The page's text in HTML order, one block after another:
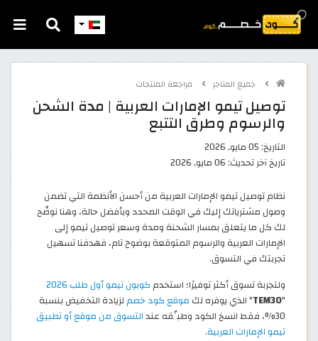
جميع المتاجر مراجعة المنتجات
توصيل تيمو الإمارات العربية | مدة الشحن
والرسوم وطرق التتبع
التاريخ:05 مايو, 2026
تاريخ آخر تحديث:06 مايو, 2026
نظام توصيل تيمو الإمارات العربية من أحسن الأنظمة التي تضمن
وصول مشترياتك إليك في الوقت المحدد وبأفضل حالة، وهنا نوضّح
لك كل ما يتعلق بمسار الشحنة ومدة وسعر توصيل تيمو إلى
الإمارات العربية والرسوم المتوقعة بوضوح تام، فهدفنا تسهيل
تجربتك في التسوق.
ولتجربة تسوق أكثر توفيرًا؛ استخدم كوبون تيمو أول طلب 2026
"
TEM30" الذي يوفره لك موقع كود خصم لزيادة التخفيض بنسبة
30%، فقط انسخ الكود وطبِّقه عند
التسوق من موقع أو تطبيق
تيمو الإمارات العربية.